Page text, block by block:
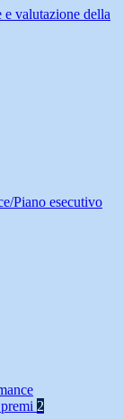
e valutazione della
Piano esecutivo
2